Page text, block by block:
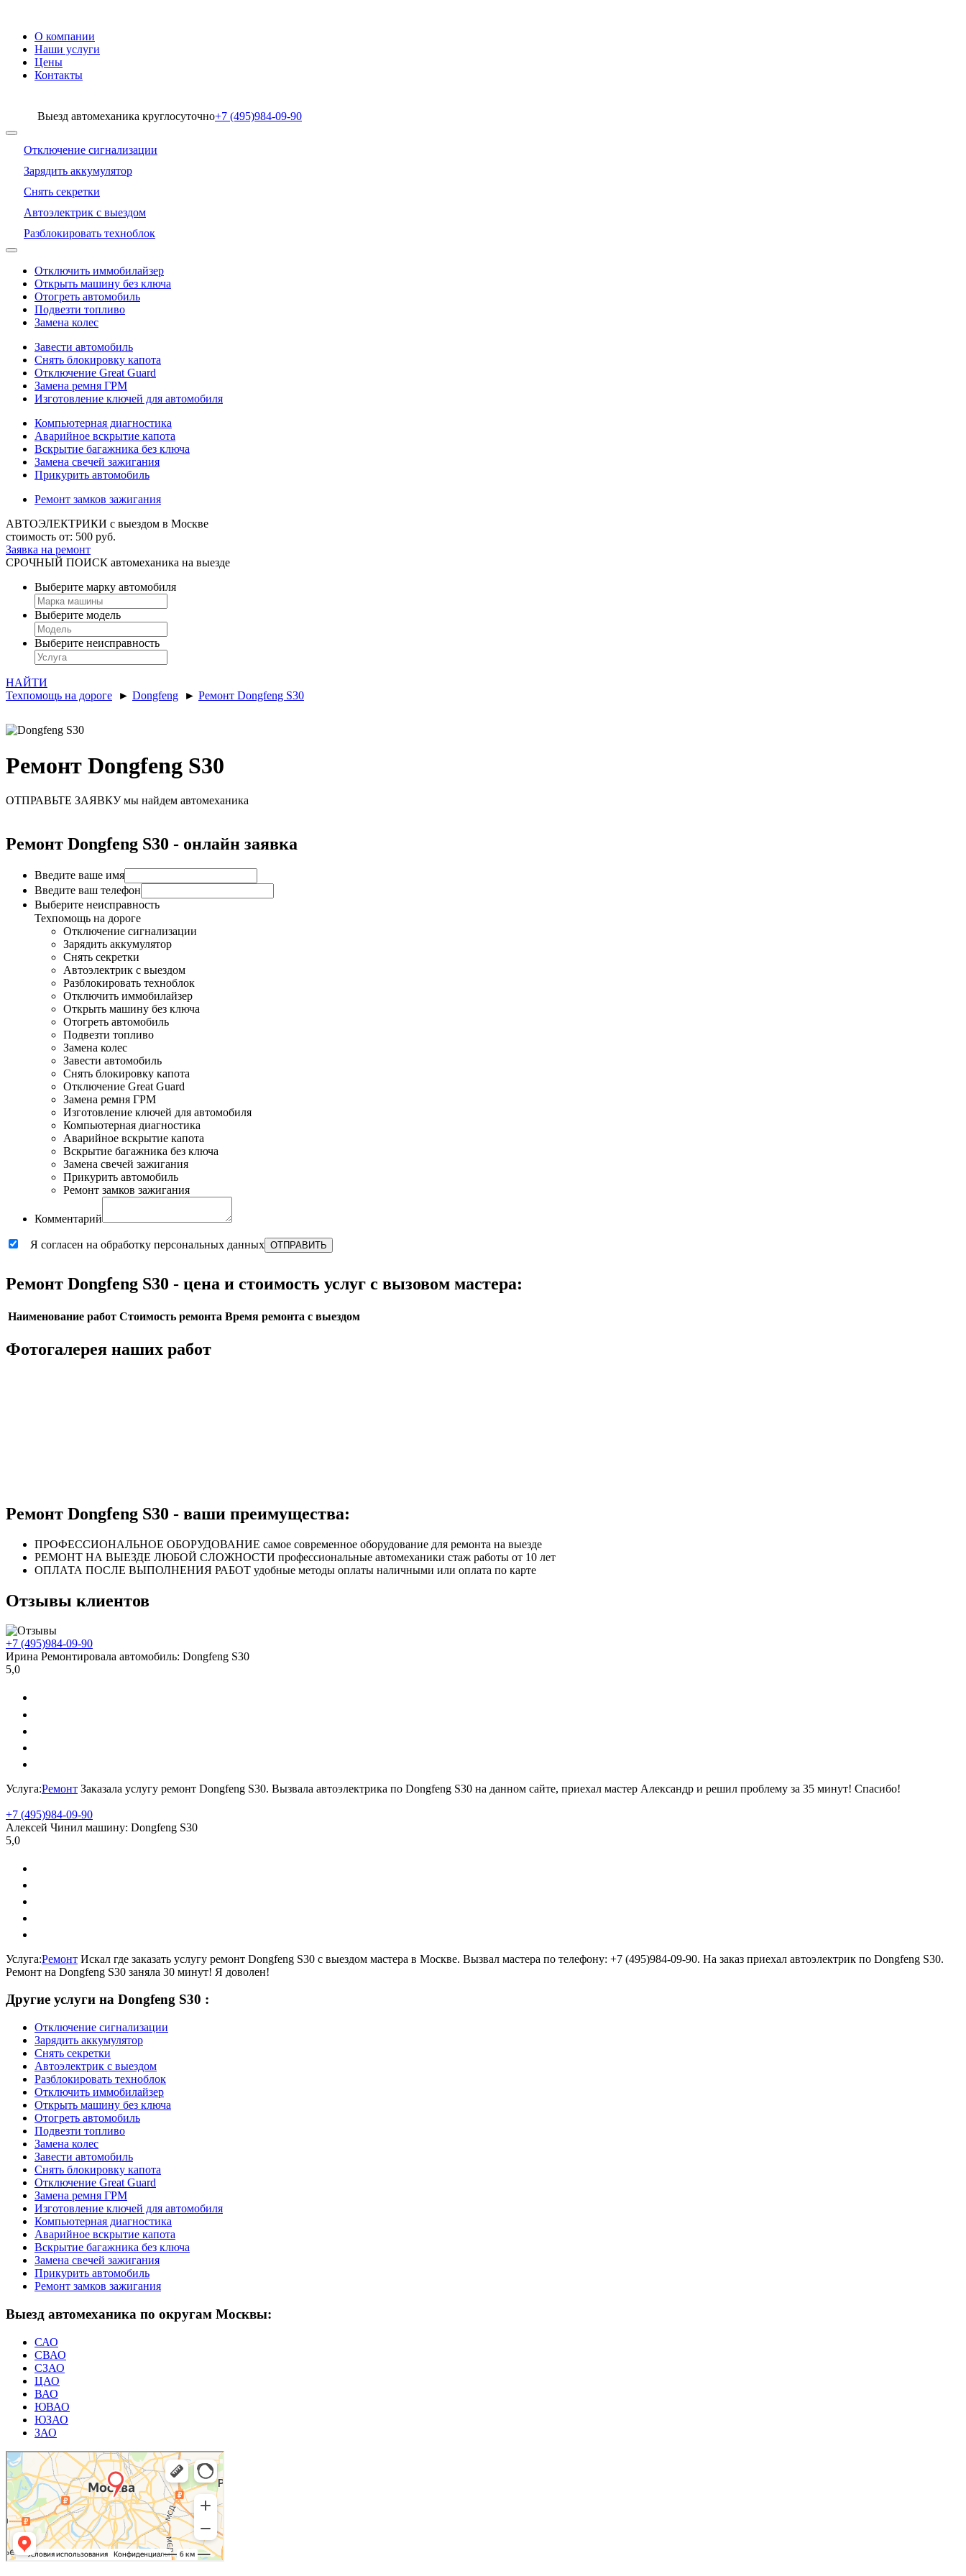
О компании
Наши услуги
Цены
Контакты
Выезд автомеханика круглосуточно+7 (495)984-09-90
Отключение сигнализации
Зарядить аккумулятор
Снять секретки
Автоэлектрик с выездом
Разблокировать техноблок
Отключить иммобилайзер
Открыть машину без ключа
Отогреть автомобиль
Подвезти топливо
Замена колес
Завести автомобиль
Снять блокировку капота
Отключение Great Guard
Замена ремня ГРМ
Изготовление ключей для автомобиля
Компьютерная диагностика
Аварийное вскрытие капота
Вскрытие багажника без ключа
Замена свечей зажигания
Прикурить автомобиль
Ремонт замков зажигания
АВТОЭЛЕКТРИКИ с выездом в Москве
стоимость от: 500 руб.
Заявка на ремонт
СРОЧНЫЙ ПОИСК автомеханика на выезде
Выберите марку автомобиля
Выберите модель
Выберите неисправность
НАЙТИ
Техпомощь на дороге ► Dongfeng ► Ремонт Dongfeng S30
Ремонт Dongfeng S30
ОТПРАВЬТЕ ЗАЯВКУ мы найдем автомеханика
Ремонт Dongfeng S30 - онлайн заявка
Введите ваше имя
Введите ваш телефон
Выберите неисправность
Техпомощь на дороге
Отключение сигнализации
Зарядить аккумулятор
Снять секретки
Автоэлектрик с выездом
Разблокировать техноблок
Отключить иммобилайзер
Открыть машину без ключа
Отогреть автомобиль
Подвезти топливо
Замена колес
Завести автомобиль
Снять блокировку капота
Отключение Great Guard
Замена ремня ГРМ
Изготовление ключей для автомобиля
Компьютерная диагностика
Аварийное вскрытие капота
Вскрытие багажника без ключа
Замена свечей зажигания
Прикурить автомобиль
Ремонт замков зажигания
Комментарий
Я согласен на обработку персональных данных ОТПРАВИТЬ
Ремонт Dongfeng S30 - цена и стоимость услуг с вызовом мастера:
Наименование работ Стоимость ремонта Время ремонта с выездом
Фотогалерея наших работ
Ремонт Dongfeng S30 - ваши преимущества:
ПРОФЕССИОНАЛЬНОЕ ОБОРУДОВАНИЕ самое современное оборудование для ремонта на выезде
РЕМОНТ НА ВЫЕЗДЕ ЛЮБОЙ СЛОЖНОСТИ профессиональные автомеханики стаж работы от 10 лет
ОПЛАТА ПОСЛЕ ВЫПОЛНЕНИЯ РАБОТ удобные методы оплаты наличными или оплата по карте
Отзывы клиентов
+7 (495)984-09-90
Ирина Ремонтировала автомобиль: Dongfeng S30
5,0
Услуга:Ремонт Заказала услугу ремонт Dongfeng S30. Вызвала автоэлектрика по Dongfeng S30 на данном сайте, приехал мастер Александр и решил проблему за 35 минут! Спасибо!
+7 (495)984-09-90
Алексей Чинил машину: Dongfeng S30
5,0
Услуга:Ремонт Искал где заказать услугу ремонт Dongfeng S30 с выездом мастера в Москве. Вызвал мастера по телефону: +7 (495)984-09-90. На заказ приехал автоэлектрик по Dongfeng S30.
Ремонт на Dongfeng S30 заняла 30 минут! Я доволен!
Другие услуги на Dongfeng S30 :
Отключение сигнализации
Зарядить аккумулятор
Снять секретки
Автоэлектрик с выездом
Разблокировать техноблок
Отключить иммобилайзер
Открыть машину без ключа
Отогреть автомобиль
Подвезти топливо
Замена колес
Завести автомобиль
Снять блокировку капота
Отключение Great Guard
Замена ремня ГРМ
Изготовление ключей для автомобиля
Компьютерная диагностика
Аварийное вскрытие капота
Вскрытие багажника без ключа
Замена свечей зажигания
Прикурить автомобиль
Ремонт замков зажигания
Выезд автомеханика по округам Москвы:
САО
СВАО
СЗАО
ЦАО
ВАО
ЮВАО
ЮЗАО
ЗАО